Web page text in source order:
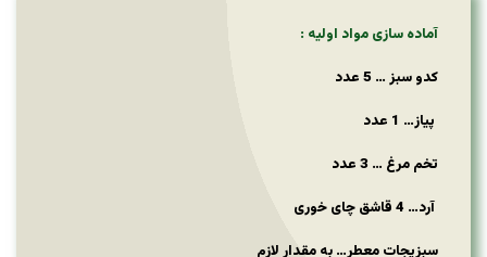
آماده سازی مواد اولیه :
کدو سبز … 5 عدد
پیاز… 1 عدد
تخم مرغ … 3 عدد
آرد… 4 قاشق چای خوری
سبزیجات معطر… به مقدار لازم